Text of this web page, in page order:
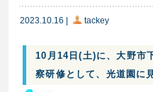
2023.10.16 tackey
10月14日(土)に、大野市
察研修として、光道園に